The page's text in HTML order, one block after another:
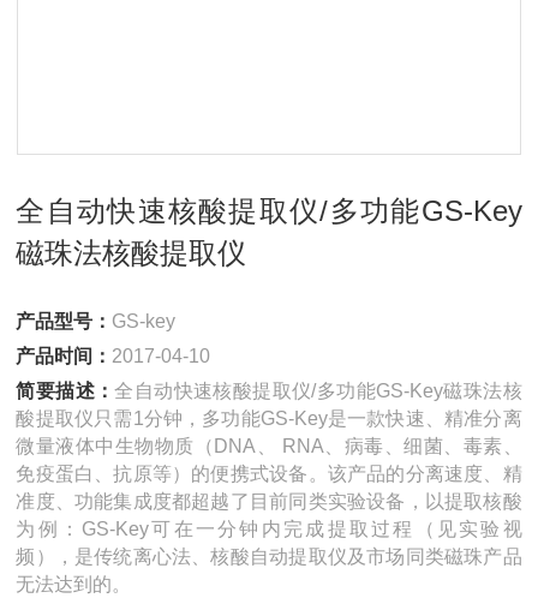
全自动快速核酸提取仪/多功能GS-Key
磁珠法核酸提取仪
产品型号： GS-key
产品时间： 2017-04-10
简要描述：全自动快速核酸提取仪/多功能GS-Key磁珠法核
酸提取仪只需1分钟，多功能GS-Key是一款快速、精准分离
微量液体中生物物质（DNA、 RNA、病毒、细菌、毒素、
免疫蛋白、抗原等）的便携式设备。该产品的分离速度、精
准度、功能集成度都超越了目前同类实验设备，以提取核酸
为例：GS-Key可在一分钟内完成提取过程（见实验视
频），是传统离心法、核酸自动提取仪及市场同类磁珠产品
无法达到的。